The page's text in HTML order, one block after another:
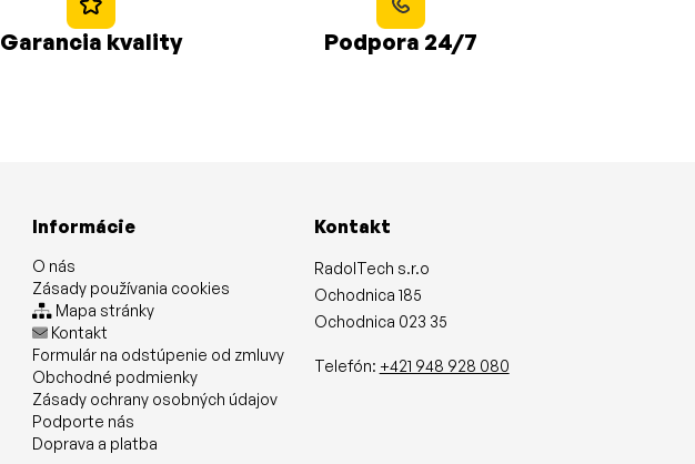
Garancia kvality Podpora 24/7
Informácie
O nás
Zásady používania cookies
Mapa stránky
Kontakt
Formulár na odstúpenie od zmluvy
Obchodné podmienky
Zásady ochrany osobných údajov
Podporte nás
Doprava a platba
Kontakt
RadolTech s.r.o
Ochodnica 185
Ochodnica 023 35
Telefón: +421 948 928 080